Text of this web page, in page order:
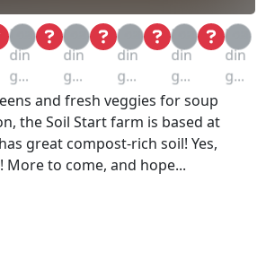
Loa
din
g...
Loa
din
g...
Loa
din
g...
Loa
din
g...
Loa
din
g...
and fresh veggies for soup
the Soil Start farm is based at
great compost-rich soil! Yes,
More to come, and hope...